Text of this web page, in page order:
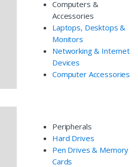
Computers &
Accessories
Laptops, Desktops &
Monitors
Networking & Internet
Devices
Computer Accessories
Peripherals
Hard Drives
Pen Drives & Memory
Cards